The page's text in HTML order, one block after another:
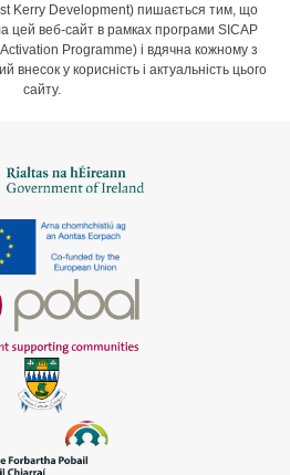
Kerry Development) пишається тим, що
цей веб-сайт в рамках програми SICAP
Programme) і вдячна кожному з
внесок у корисність і актуальність цього
сайту.